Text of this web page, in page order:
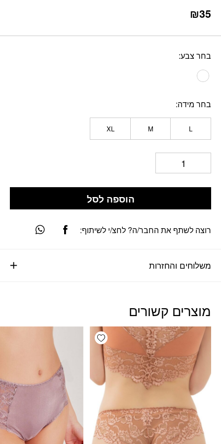
₪35
בחר צבע
בחר מידה
L
M
XL
הוספה לסל
משלוחים והחזרות
רוצה לשתף את החבר/ה? לחצ/י לשיתוף:
מוצרים קשורים
Add wishlist